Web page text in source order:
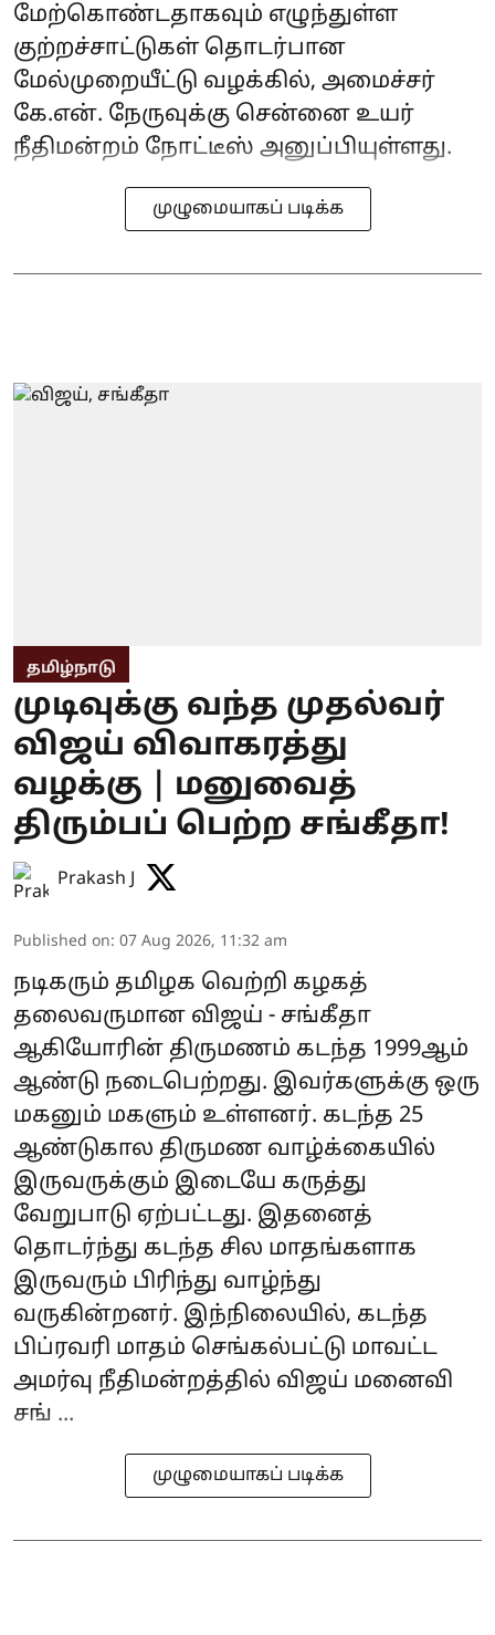
மேற்கொண்டதாகவும் எழுந்துள்ள
குற்றச்சாட்டுகள் தொடர்பான
மேல்முறையீட்டு வழக்கில், அமைச்சர்
கே.என். நேருவுக்கு சென்னை உயர்
நீதிமன்றம் நோட்டீஸ் அனுப்பியுள்ளது.
முழுமையாகப் படிக்க
தமிழ்நாடு
முடிவுக்கு வந்த முதல்வர்
விஜய் விவாகரத்து
வழக்கு | மனுவைத்
திரும்பப் பெற்ற சங்கீதா!
Prakash J
Published on: 07 Aug 2026, 11:32 am
நடிகரும் தமிழக வெற்றி கழகத்
தலைவருமான விஜய் - சங்கீதா
ஆகியோரின் திருமணம் கடந்த 1999ஆம்
ஆண்டு நடைபெற்றது. இவர்களுக்கு ஒரு
மகனும் மகளும் உள்ளனர். கடந்த 25
ஆண்டுகால திருமண வாழ்க்கையில்
இருவருக்கும் இடையே கருத்து
வேறுபாடு ஏற்பட்டது. இதனைத்
தொடர்ந்து கடந்த சில மாதங்களாக
இருவரும் பிரிந்து வாழ்ந்து
வருகின்றனர். இந்நிலையில், கடந்த
பிப்ரவரி மாதம் செங்கல்பட்டு மாவட்ட
அமர்வு நீதிமன்றத்தில் விஜய் மனைவி
சங் ...
முழுமையாகப் படிக்க